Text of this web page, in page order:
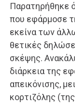
Παρατηρήθηκε
που εφάρμοσε
εκείνα των
θετικές
σκέψης.
διάρκεια της
απεικόνισης,
κορτιζόλης